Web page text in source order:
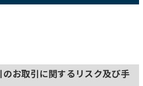
のお取引に関するリスク及び手